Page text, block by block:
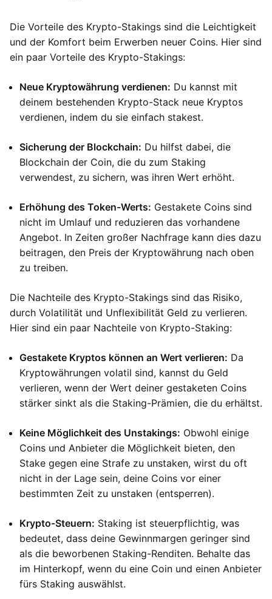
Die Vorteile des Krypto-Stakings sind die Leichtigkeit
und der Komfort beim Erwerben neuer Coins. Hier sind
ein paar Vorteile des Krypto-Stakings:
Neue Kryptowährung verdienen: Du kannst mit
deinem bestehenden Krypto-Stack neue Kryptos
verdienen, indem du sie einfach stakest.
Sicherung der Blockchain: Du hilfst dabei, die
Blockchain der Coin, die du zum Staking
verwendest, zu sichern, was ihren Wert erhöht.
Erhöhung des Token-Werts: Gestakete Coins sind
nicht im Umlauf und reduzieren das vorhandene
Angebot. In Zeiten großer Nachfrage kann dies dazu
beitragen, den Preis der Kryptowährung nach oben
zu treiben.
Die Nachteile des Krypto-Stakings sind das Risiko,
durch Volatilität und Unflexibilität Geld zu verlieren.
Hier sind ein paar Nachteile von Krypto-Staking:
Gestakete Kryptos können an Wert verlieren: Da
Kryptowährungen volatil sind, kannst du Geld
verlieren, wenn der Wert deiner gestaketen Coins
stärker sinkt als die Staking-Prämien, die du erhältst.
Keine Möglichkeit des Unstakings: Obwohl einige
Coins und Anbieter die Möglichkeit bieten, den
Stake gegen eine Strafe zu unstaken, wirst du oft
nicht in der Lage sein, deine Coins vor einer
bestimmten Zeit zu unstaken (entsperren).
Krypto-Steuern: Staking ist steuerpflichtig, was
bedeutet, dass deine Gewinnmargen geringer sind
als die beworbenen Staking-Renditen. Behalte das
im Hinterkopf, wenn du eine Coin und einen Anbieter
fürs Staking auswählst.